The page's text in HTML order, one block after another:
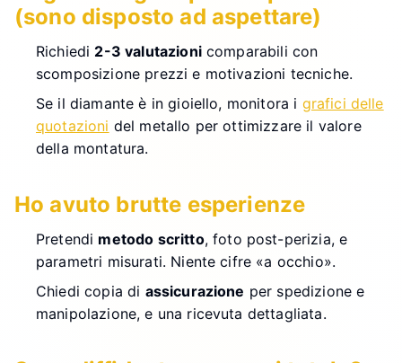
(sono disposto ad aspettare)
Richiedi 2-3 valutazionicomparabili con
scomposizione prezzi e motivazioni tecniche.
Se il diamante è in gioiello, monitora i grafici delle
quotazioni del metallo per ottimizzare il valore
della montatura.
Ho avuto brutte esperienze
Pretendi metodo scritto, foto post-perizia, e
parametri misurati. Niente cifre «a occhio».
Chiedi copia di assicurazione per spedizione e
manipolazione, e una ricevuta dettagliata.